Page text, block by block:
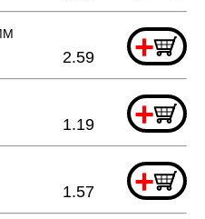
+
2.59
+
1.19
+
1.57